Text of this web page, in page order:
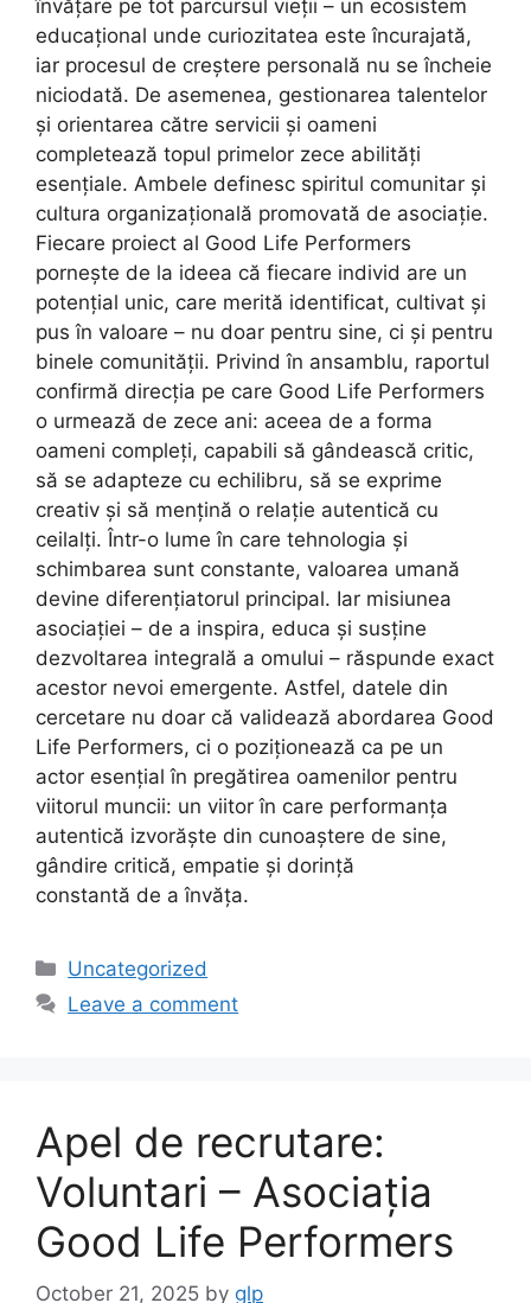
învățare pe tot parcursul vieții – un ecosistem
educațional unde curiozitatea este încurajată,
iar procesul de creștere personală nu se încheie
niciodată. De asemenea, gestionarea talentelor
și orientarea către servicii și oameni
completează topul primelor zece abilități
esențiale. Ambele definesc spiritul comunitar și
cultura organizațională promovată de asociație.
Fiecare proiect al Good Life Performers
pornește de la ideea că fiecare individ are un
potențial unic, care merită identificat, cultivat și
pus în valoare – nu doar pentru sine, ci și pentru
binele comunității. Privind în ansamblu, raportul
confirmă direcția pe care Good Life Performers
o urmează de zece ani: aceea de a forma
oameni compleți, capabili să gândească critic,
să se adapteze cu echilibru, să se exprime
creativ și să mențină o relație autentică cu
ceilalți. Într-o lume în care tehnologia și
schimbarea sunt constante, valoarea umană
devine diferențiatorul principal. Iar misiunea
asociației – de a inspira, educa și susține
dezvoltarea integrală a omului – răspunde exact
acestor nevoi emergente. Astfel, datele din
cercetare nu doar că validează abordarea Good
Life Performers, ci o poziționează ca pe un
actor esențial în pregătirea oamenilor pentru
viitorul muncii: un viitor în care performanța
autentică izvorăște din cunoaștere de sine,
gândire critică, empatie și dorință
constantă de a învăța.
Uncategorized
Leave a comment
Apel de recrutare:
Voluntari – Asociația
Good Life Performers
October 21, 2025 by glp